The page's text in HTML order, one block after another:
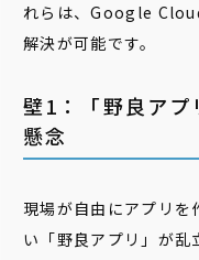
れらは、Google
解決が可能です。
壁1：「野良アプ
懸念
現場が自由にアプリを
い「野良アプリ」が乱